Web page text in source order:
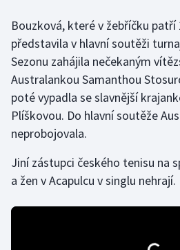
Florbal
Golf
Gymnastika
Házená
Jezdectví
Bouzková, které v žebříčku
představila v hlavní soutěži
Sezonu zahájila nečekaným
Australankou Samanthou
poté vypadla se slavnější
Plíškovou. Do hlavní soutěže
neprobojovala.
Jiní zástupci českého tenisu na
a žen v Acapulcu v singlu nehrají.